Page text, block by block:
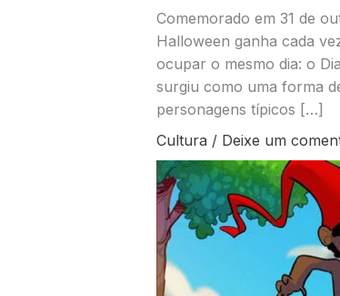
Comemorado em 31 de
Halloween ganha cada
ocupar o mesmo dia: o
surgiu como uma forma
personagens típicos […]
Cultura / Deixe um